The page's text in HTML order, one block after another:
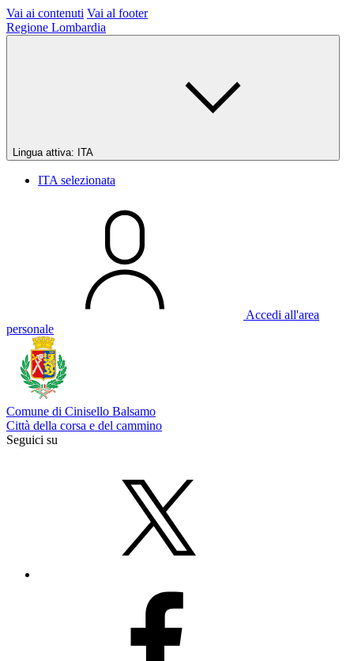
Vai ai contenuti Vai al footer
Regione Lombardia
Lingua attiva: ITA
ITA selezionata
Accedi all'area
personale
Comune di Cinisello Balsamo
Città della corsa e del cammino
Seguici su